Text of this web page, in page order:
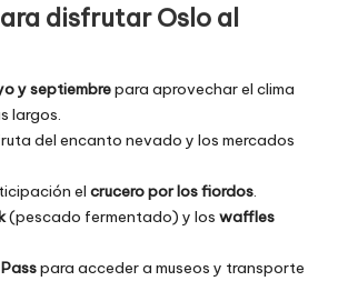
disfrutar Oslo al
y septiembrepara aprovechar el clima
largos.
del encanto nevado y los mercados
elcrucero por los fiordos.
(pescado fermentado) y loswaffles
para acceder a museos y transporte